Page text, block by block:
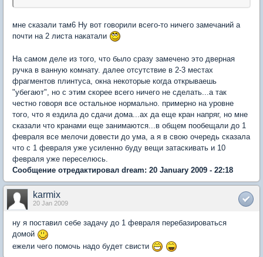
мне сказали там6 Ну вот говорили всего-то ничего замечаний а
почти на 2 листа накатали
На самом деле из того, что было сразу замечено это дверная
ручка в ванную комнату. далее отсутствие в 2-3 местах
фрагментов плинтуса, окна некоторые когда открываешь
"убегают", но с этим скорее всего ничего не сделать...а так
честно говоря все остальное нормально. примерно на уровне
того, что я ездила до сдачи дома...ах да еще кран напряг, но мне
сказали что кранами еще занимаются...в общем пообещали до 1
февраля все мелочи довести до ума, а я в свою очередь сказала
что с 1 февраля уже усиленно буду вещи затаскивать и 10
февраля уже переселюсь.
Сообщение отредактировал dream: 20 January 2009 - 22:18
karmix
20 Jan 2009
ну я поставил себе задачу до 1 февраля перебазироваться
домой
ежели чего помочь надо будет свисти